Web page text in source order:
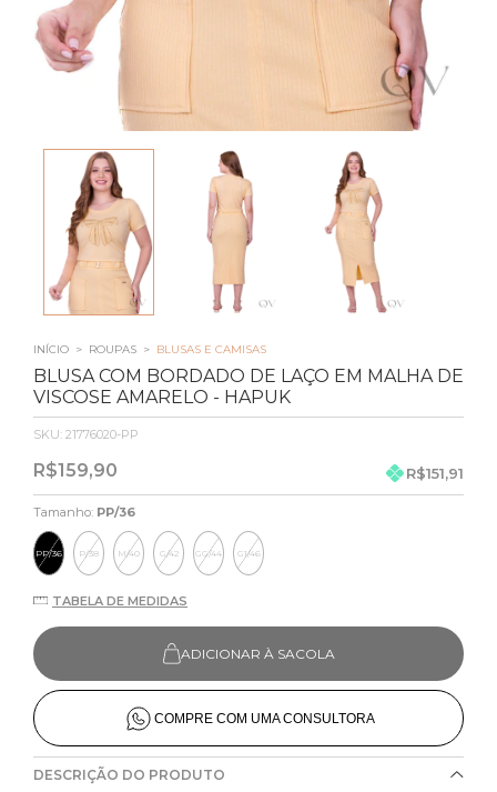
INÍCIO > ROUPAS > BLUSAS E CAMISAS
BLUSA COM BORDADO DE LAÇO EM MALHA DE
VISCOSE AMARELO - HAPUK
SKU: 21776020-PP
R$159,90 R$151,91
Tamanho: PP/36
PP/36 P/38 M/40 G/42 GG/44 G1/46
TABELA DE MEDIDAS
ADICIONAR À SACOLA
COMPRE COM UMA CONSULTORA
DESCRIÇÃO DO PRODUTO